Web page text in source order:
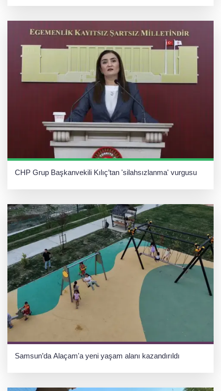
CHP Grup Başkanvekili Kılıç’tan 'silahsızlanma' vurgusu
Samsun’da Alaçam'a yeni yaşam alanı kazandırıldı